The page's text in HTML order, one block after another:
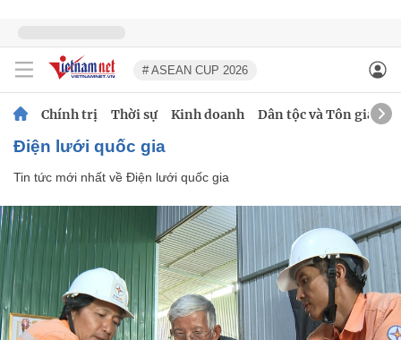
# ASEAN CUP 2026
Chính trị Thời sự Kinh doanh Dân tộc và Tôn giáo
Điện lưới quốc gia
Tin tức mới nhất về Điện lưới quốc gia